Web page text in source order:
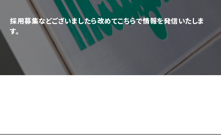
採用募集などございましたら改めてこちらで情報を発信いたしま
す。